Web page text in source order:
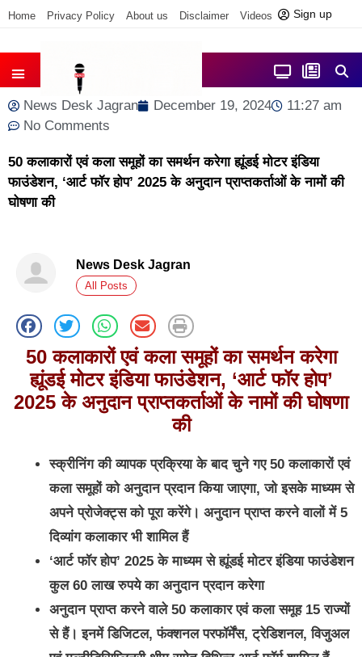
Home Privacy Policy About us Disclaimer Videos Contact us
Sign up
News Desk Jagran December 19, 2024
11:27 am
No Comments
50 कलाकारों एवं कला समूहों का समर्थन करेगा ह्यूंडई मोटर इंडिया
फाउंडेशन, ‘आर्ट फॉर होप’ 2025 के अनुदान प्राप्तकर्ताओं के नामों की
घोषणा की
News Desk Jagran
All Posts
50कलाकारों एवं कला समूहों का समर्थन करेगा
ह्यूंडई मोटर इंडिया फाउंडेशन, ‘आर्ट फॉर होप’
2025 के अनुदान प्राप्तकर्ताओं के नामों की घोषणा
की
स्क्रीनिंग की व्यापक प्रक्रिया के बाद चुने गए 50 कलाकारों एवं
कला समूहों को अनुदान प्रदान किया जाएगा, जो इसके माध्यम से
अपने प्रोजेक्ट्स को पूरा करेंगे। अनुदान प्राप्त करने वालों में 5
दिव्यांग कलाकार भी शामिल हैं
‘आर्ट फॉर होप’ 2025 के माध्यम से ह्यूंडई मोटर इंडिया फाउंडेशन
कुल 60 लाख रुपये का अनुदान प्रदान करेगा
अनुदान प्राप्त करने वाले 50 कलाकार एवं कला समूह 15 राज्यों
से हैं। इनमें डिजिटल, फंक्शनल परफॉर्मेंस, ट्रेडिशनल, विजुअल